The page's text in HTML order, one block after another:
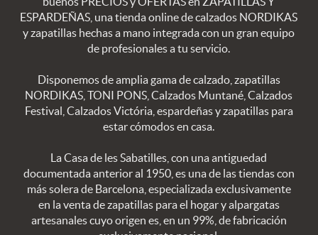
ESPARDEÑAS, una tienda online de calzados NORDIKAS
y zapatillas hechas a mano integrada con un gran equipo
de profesionales a tu servicio.
Disponemos de amplia gama de calzado, zapatillas
NORDIKAS, TONI PONS, Calzados Muntané, Calzados
Festival, Calzados Victória, espardeñas y zapatillas para
estar cómodos en casa.
La Casa de les Sabatilles, con una antiguedad
documentada anterior al 1950, es una de las tiendas con
más solera de Barcelona, especializada exclusivamente
en la venta de zapatillas para el hogar y alpargatas
artesanales cuyo origen es, en un 99%, de fabricación